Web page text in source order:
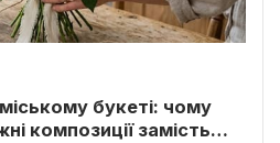
букеті: чому
композиції замість